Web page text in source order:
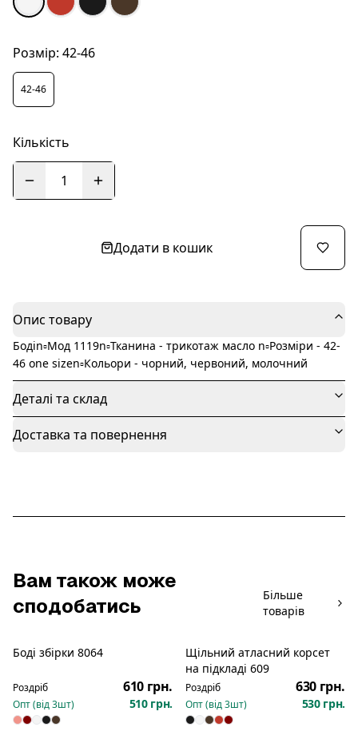
Розмір: 42-46
42-46
Кількість
1
Додати в кошик
Опис товару
Бодіn▫️Мод 1119n▫️Тканина - трикотаж масло n▫️Розміри - 42-
46 one sizen▫️Кольори - чорний, червоний, молочний
Деталі та склад
Доставка та повернення
Вам також може
сподобатись
Більше
товарів
Новинка
Боді збірки 8064
Роздріб 610 грн.
Опт (від3шт) 510 грн.
Щільний атласний корсет
на підкладі 609
Роздріб 630 грн.
Опт (від3шт) 530 грн.